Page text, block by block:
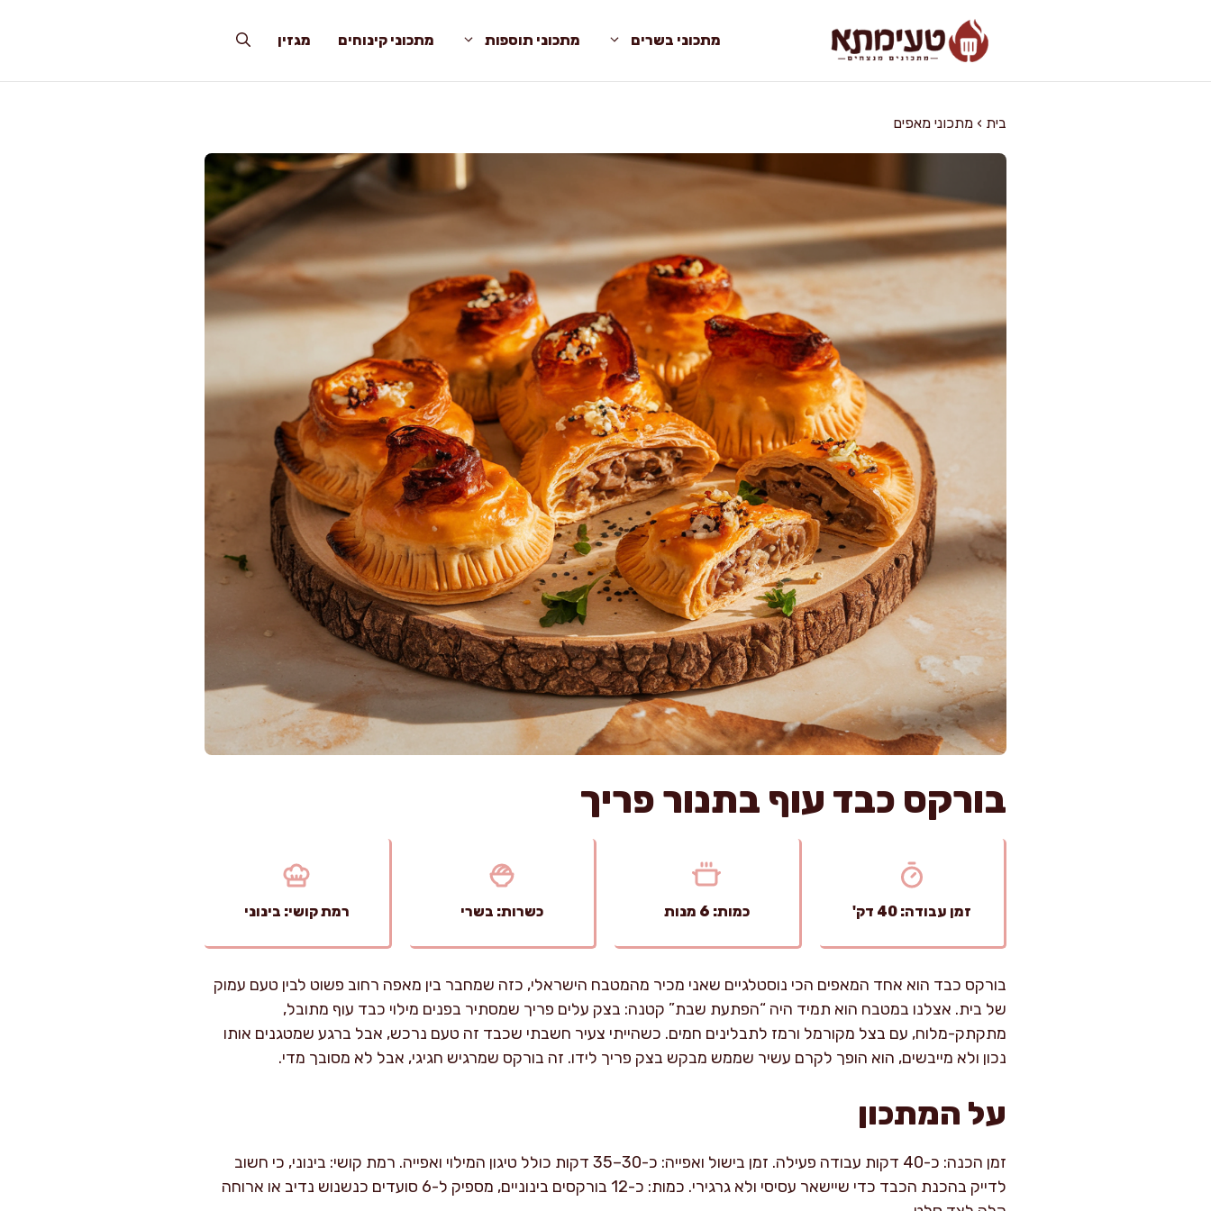
מתכוני בשרים מתכוני תוספות מתכוני קינוחים מגזין
בית › מתכוני מאפים
בורקס כבד עוף בתנור פריך
זמן עבודה: 40 דק' כמות: 6 מנות כשרות: בשרי רמת קושי: בינוני
בורקס כבד הוא אחד המאפים הכי נוסטלגיים שאני מכיר מהמטבח הישראלי, כזה שמחבר בין מאפה רחוב פשוט לבין טעם עמוק
של בית. אצלנו במטבח הוא תמיד היה “הפתעת שבת” קטנה: בצק עלים פריך שמסתיר בפנים מילוי כבד עוף מתובל,
מתקתק-מלוח, עם בצל מקורמל ורמז לתבלינים חמים. כשהייתי צעיר חשבתי שכבד זה טעם נרכש, אבל ברגע שמטגנים אותו
נכון ולא מייבשים, הוא הופך לקרם עשיר שממש מבקש בצק פריך לידו. זה בורקס שמרגיש חגיגי, אבל לא מסובך מדי.
על המתכון
זמן הכנה: כ-40 דקות עבודה פעילה. זמן בישול ואפייה: כ-30–35 דקות כולל טיגון המילוי ואפייה. רמת קושי: בינוני, כי חשוב
לדייק בהכנת הכבד כדי שיישאר עסיסי ולא גרגירי. כמות: כ-12 בורקסים בינוניים, מספיק ל-6 סועדים כנשנוש נדיב או ארוחה